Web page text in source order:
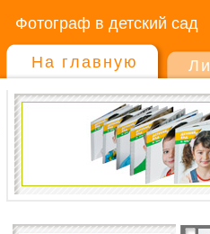
Фотограф в детский сад
На главную